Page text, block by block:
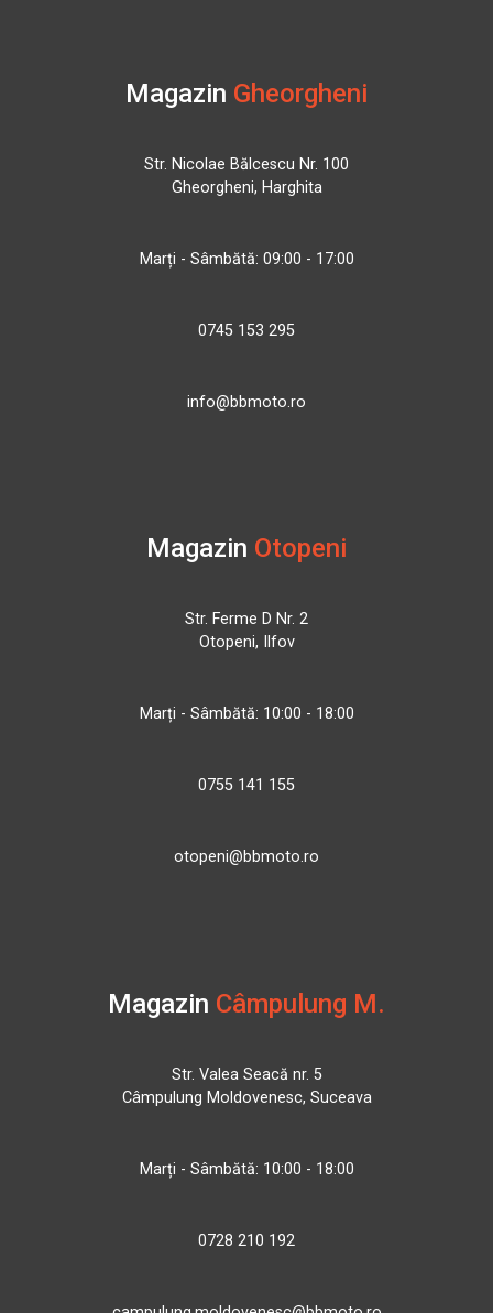
Magazin Gheorgheni
Str. Nicolae Bălcescu Nr. 100
Gheorgheni, Harghita
Marți - Sâmbătă: 09:00 - 17:00
0745 153 295
info@bbmoto.ro
Magazin Otopeni
Str. Ferme D Nr. 2
Otopeni, Ilfov
Marți - Sâmbătă: 10:00 - 18:00
0755 141 155
otopeni@bbmoto.ro
Magazin Câmpulung M.
Str. Valea Seacă nr. 5
Câmpulung Moldovenesc, Suceava
Marți - Sâmbătă: 10:00 - 18:00
0728 210 192